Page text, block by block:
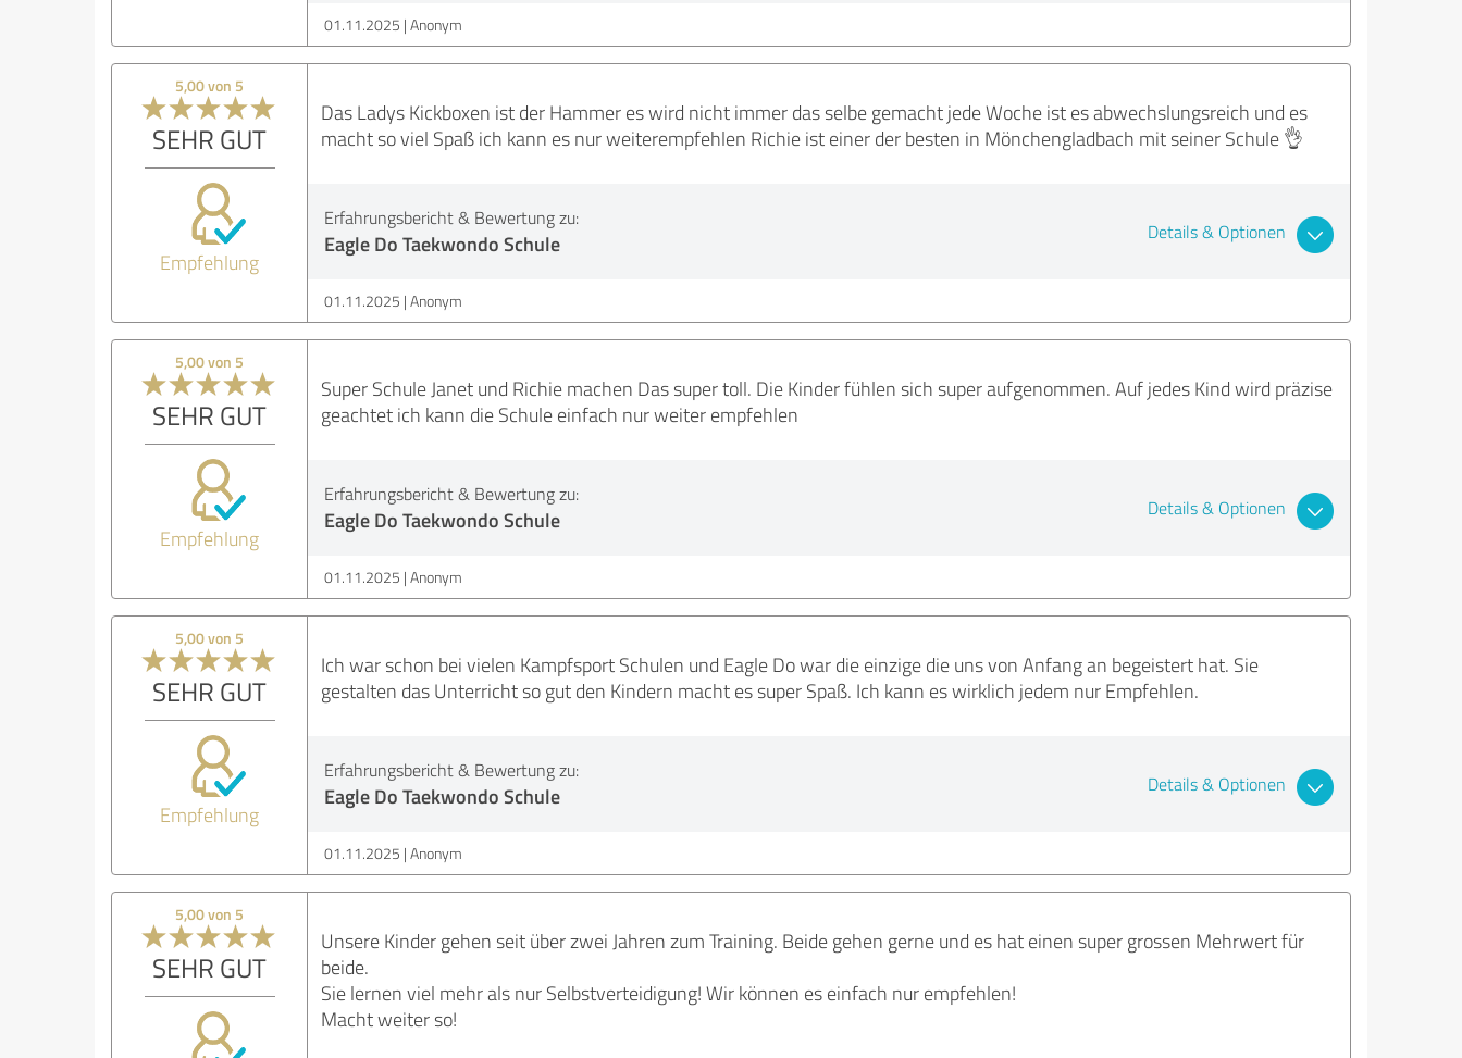
01.11.2025 Anonym
5,00 von 5
SEHR GUT
Empfehlung
Das Ladys Kickboxen ist der Hammer es wird nicht immer das selbe gemacht jede Woche ist es abwechslungsreich und es
macht so viel Spaß ich kann es nur weiterempfehlen Richie ist einer der besten in Mönchengladbach mit seiner Schule 👌
Erfahrungsbericht & Bewertung zu:
Eagle Do Taekwondo Schule Details & Optionen
01.11.2025 Anonym
5,00 von 5
SEHR GUT
Empfehlung
Super Schule Janet und Richie machen Das super toll. Die Kinder fühlen sich super aufgenommen. Auf jedes Kind wird präzise
geachtet ich kann die Schule einfach nur weiter empfehlen
Erfahrungsbericht & Bewertung zu:
Eagle Do Taekwondo Schule Details & Optionen
01.11.2025 Anonym
5,00 von 5
SEHR GUT
Empfehlung
Ich war schon bei vielen Kampfsport Schulen und Eagle Do war die einzige die uns von Anfang an begeistert hat. Sie
gestalten das Unterricht so gut den Kindern macht es super Spaß. Ich kann es wirklich jedem nur Empfehlen.
Erfahrungsbericht & Bewertung zu:
Eagle Do Taekwondo Schule Details & Optionen
01.11.2025 Anonym
5,00 von 5
SEHR GUT
Unsere Kinder gehen seit über zwei Jahren zum Training. Beide gehen gerne und es hat einen super grossen Mehrwert für
beide.
Sie lernen viel mehr als nur Selbstverteidigung! Wir können es einfach nur empfehlen!
Macht weiter so!